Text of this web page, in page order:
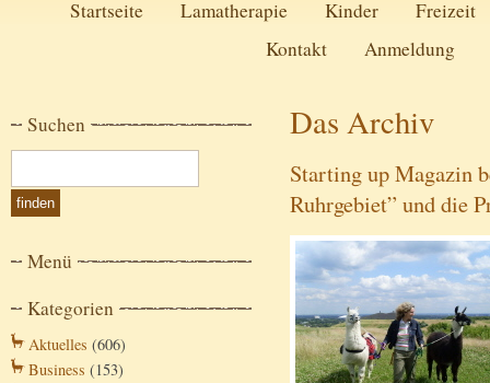
Startseite Lamatherapie Kinder
Freizeit
Kontakt
Anmeldung
Suchen
Menü
Kategorien
Aktuelles (606)
Business (153)
Das Archiv
Starting up Magazin
Ruhrgebiet” und die